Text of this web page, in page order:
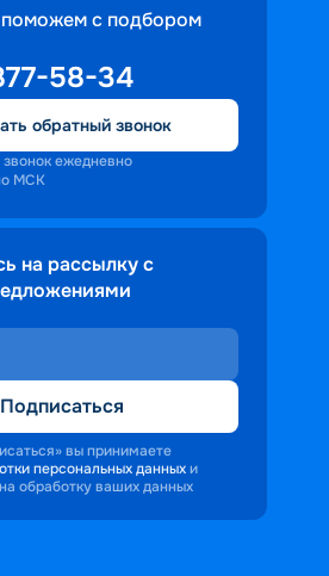
с подбором
58-34
обратный звонок
ежедневно
МСК
на рассылку с
Подписаться
вы принимаете
персональных данных и
обработку ваших данных